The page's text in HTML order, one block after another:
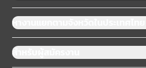
หางานแยกตามจังหวัดในประเทศไทย
สำหรับผู้สมัครงาน